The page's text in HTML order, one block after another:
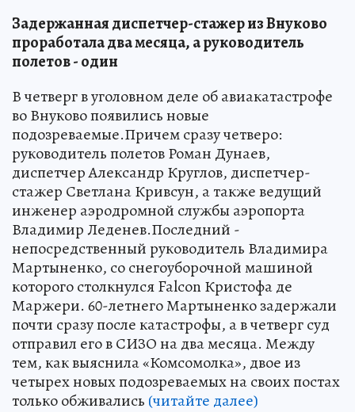
Задержанная диспетчер-стажер из Внуково
проработала два месяца, а руководитель
полетов - один
В четверг в уголовном деле об авиакатастрофе
во Внуково появились новые
подозреваемые.Причем сразу четверо:
руководитель полетов Роман Дунаев,
диспетчер Александр Круглов, диспетчер-
стажер Светлана Кривсун, а также ведущий
инженер аэродромной службы аэропорта
Владимир Леденев.Последний -
непосредственный руководитель Владимира
Мартыненко, со снегоуборочной машиной
которого столкнулся Falcon Кристофа де
Маржери. 60-летнего Мартыненко задержали
почти сразу после катастрофы, а в четверг суд
отправил его в СИЗО на два месяца. Между
тем, как выяснила «Комсомолка», двое из
четырех новых подозреваемых на своих постах
только обживались (читайте далее)